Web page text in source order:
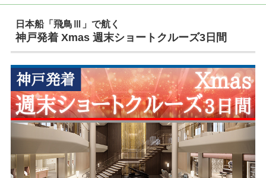
日本船「飛鳥Ⅲ」で航く
神戸発着 Xmas 週末ショートクルーズ3日間